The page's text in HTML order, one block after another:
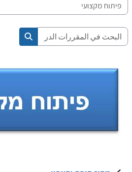
تصنيفات المقررات
البحث في المقررات الدراسية
البحث في